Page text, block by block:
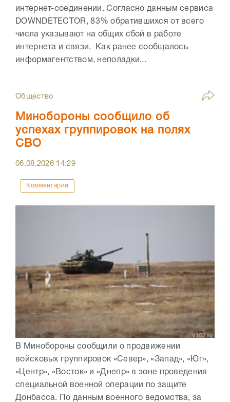
интернет-соединении. Согласно данным сервиса
DOWNDETECTOR, 83% обратившихся от всего
числа указывают на общих сбой в работе
интернета и связи. Как ранее сообщалось
информагентством, неполадки...
Общество
Минобороны сообщило об
успехах группировок на полях
СВО
06.08.2026 14:29
Комментарии
В Минобороны сообщили о продвижении
войсковых группировок «Север», «Запад», «Юг»,
«Центр», «Восток» и «Днепр» в зоне проведения
специальной военной операции по защите
Донбасса. По данным военного ведомства, за